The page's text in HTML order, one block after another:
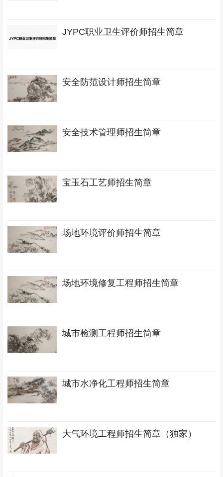
JYPC职业卫生评价师招生简章
安全防范设计师招生简章
安全技术管理师招生简章
宝玉石工艺师招生简章
场地环境评价师招生简章
场地环境修复工程师招生简章
城市检测工程师招生简章
城市水净化工程师招生简章
大气环境工程师招生简章（独家）